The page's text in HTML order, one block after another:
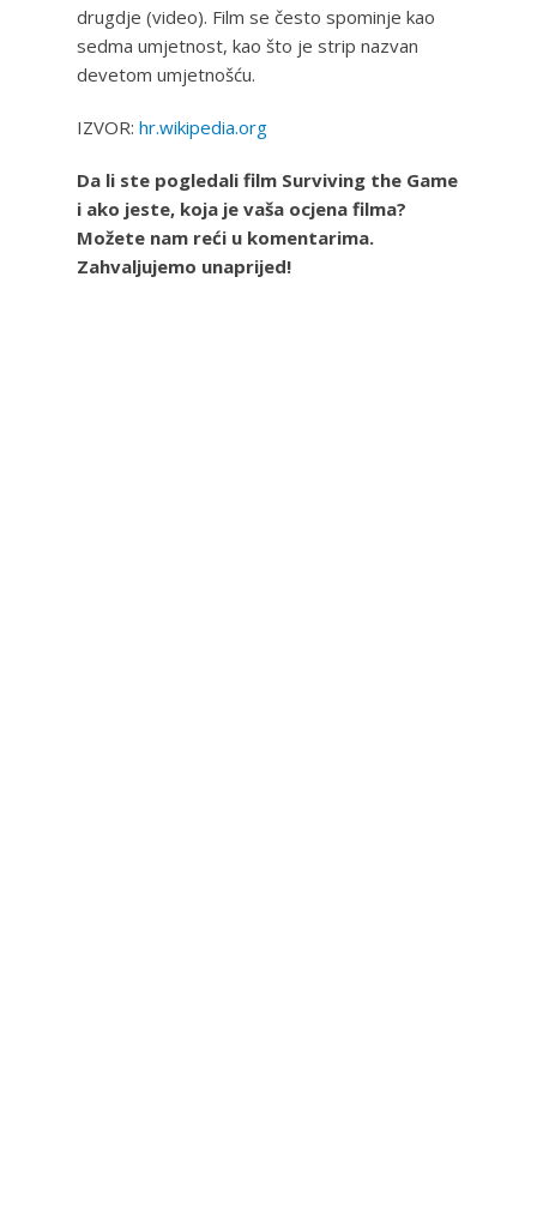
drugdje (video). Film se često spominje kao
sedma umjetnost, kao što je strip nazvan
devetom umjetnošću.
IZVOR: hr.wikipedia.org
Da li ste pogledali film Surviving the Game
i ako jeste, koja je vaša ocjena filma?
Možete nam reći u komentarima.
Zahvaljujemo unaprijed!